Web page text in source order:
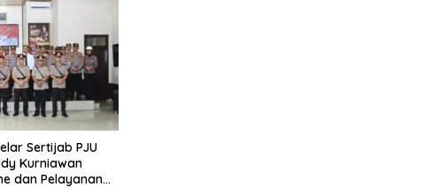
Sertijab PJU
Kurniawan
dan Pelayanan